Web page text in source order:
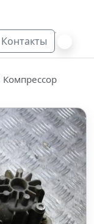
Контакты
Компрессор